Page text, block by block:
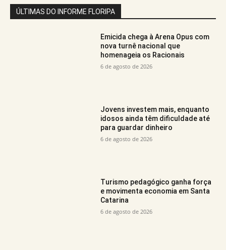
ÚLTIMAS DO INFORME FLORIPA
Emicida chega à Arena Opus com
nova turnê nacional que
homenageia os Racionais
6 de agosto de 2026
Jovens investem mais, enquanto
idosos ainda têm dificuldade até
para guardar dinheiro
6 de agosto de 2026
Turismo pedagógico ganha força
e movimenta economia em Santa
Catarina
6 de agosto de 2026